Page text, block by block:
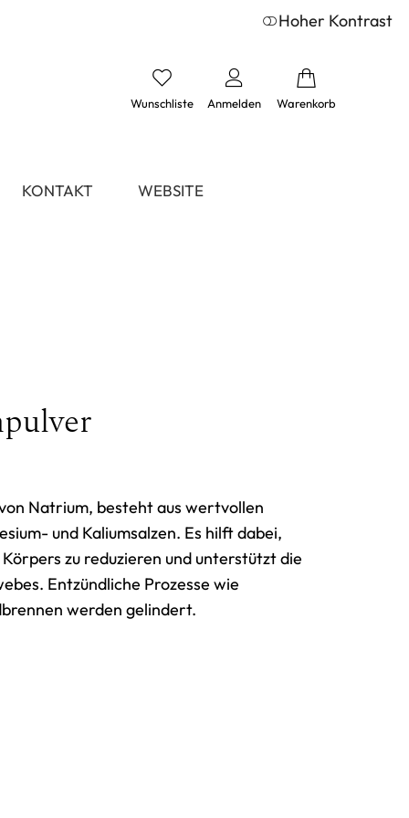
Hoher Kontrast
Wunschliste Anmelden Warenkorb
KONTAKT WEBSITE
Natrium, besteht aus wertvollen
und Kaliumsalzen. Es hilft dabei,
zu reduzieren und unterstützt die
Entzündliche Prozesse wie
werden gelindert.